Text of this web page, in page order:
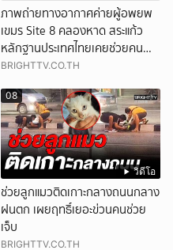
ภาพถ่ายทางอากาศค่ายผู้อพยพ
เขมร Site 8 คลองหาด สระแก้ว
หลักฐานประเทศไทยเคยช่วยคน
เขมร
BRIGHTTV.CO.TH
วิดีโอ
08
ช่วยลูกแมวติดเกาะกลางถนนกลาง
ฝนตก เผยฤทธิ์เยอะข่วนคนช่วย
เจ็บ
BRIGHTTV.CO.TH